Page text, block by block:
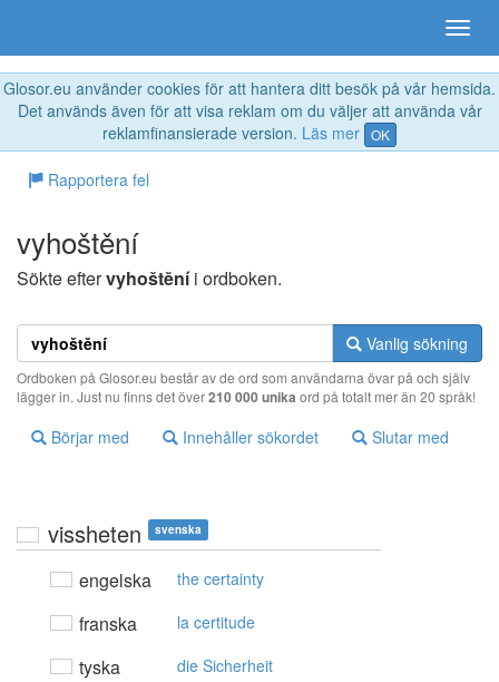
Glosor.eu använder cookies för att hantera ditt besök på vår hemsida.
Det används även för att visa reklam om du väljer att använda vår
reklamfinansierade version. Läs mer OK
Rapportera fel
vyhoštění
Sökte eftervyhoštěníi ordboken.
Vanlig sökning
Ordboken på Glosor.eu består av de ord som användarna övar på och själv
lägger in. Just nu finns det över210 000 unika ord på totalt mer än 20 språk!
Börjar med Innehåller sökordet Slutar med
vissheten svenska
engelska the certainty
franska la certitude
tyska die Sicherheit